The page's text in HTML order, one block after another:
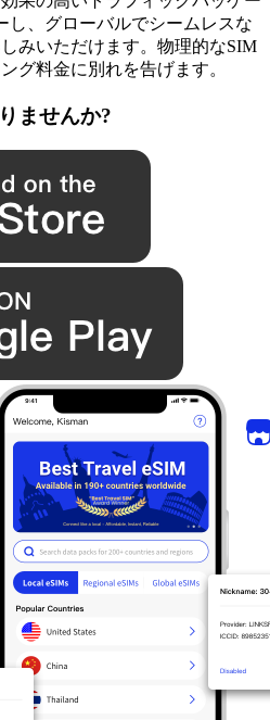
し、グローバルでシームレスな
みいただけます。物理的なSIM
グ料金に別れを告げます。
ませんか?